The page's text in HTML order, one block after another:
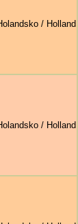
/ Holland
/ Holland